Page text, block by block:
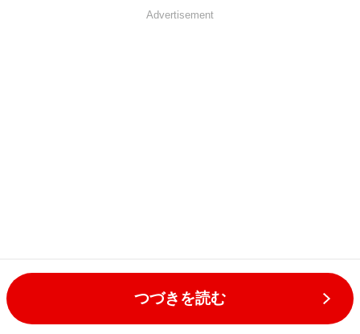
Advertisement
つづきを読む